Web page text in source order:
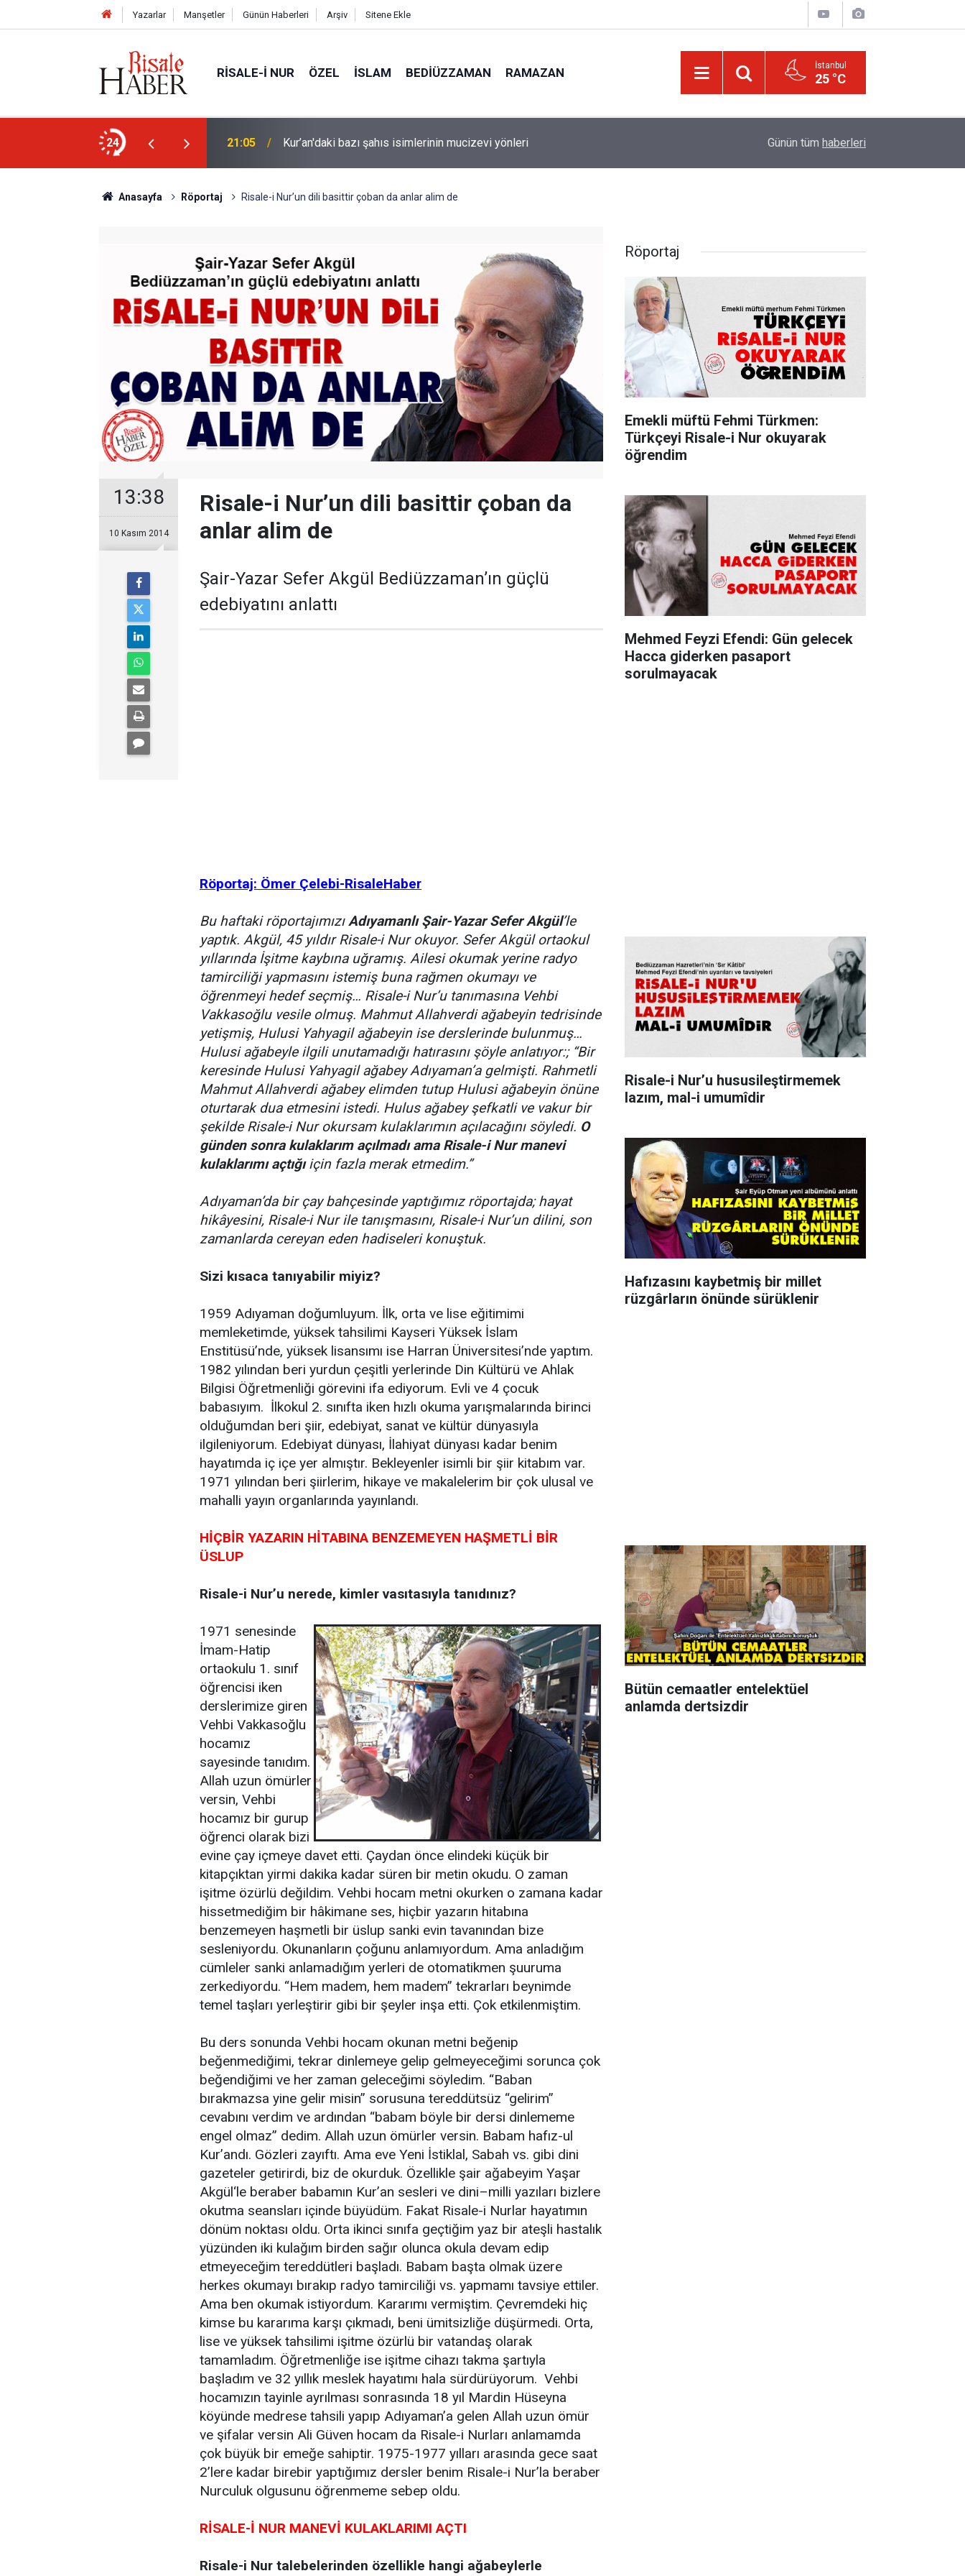
Yazarlar Manşetler Günün Haberleri Arşiv Sitene Ekle
RISALE-I NUR ÖZEL İSLAM BEDIÜZZAMAN RAMAZAN İstanbul
25 °C
24 20:02 Trump, Amerika'da seçim kazanan Müslüman adaya kin kustu Canlılar niye iki gözlü?
Günün tüm haberleri
Anasayfa Röportaj Risale-i Nur’un dili basittir çoban da anlar alim de
13:38
10 Kasım 2014
Risale-i Nur’un dili basittir çoban da
anlar alim de
Şair-Yazar Sefer Akgül Bediüzzaman’ın güçlü
edebiyatını anlattı
Röportaj: Ömer Çelebi-RisaleHaber
Bu haftaki röportajımızıAdıyamanlı Şair-Yazar Sefer Akgül’le
yaptık. Akgül, 45 yıldır Risale-i Nur okuyor. Sefer Akgül ortaokul
yıllarında İşitme kaybına uğramış. Ailesi okumak yerine radyo
tamirciliği yapmasını istemiş buna rağmen okumayı ve
öğrenmeyi hedef seçmiş… Risale-i Nur’u tanımasına Vehbi
Vakkasoğlu vesile olmuş. Mahmut Allahverdi ağabeyin tedrisinde
yetişmiş, Hulusi Yahyagil ağabeyin ise derslerinde bulunmuş…
Hulusi ağabeyle ilgili unutamadığı hatırasını şöyle anlatıyor:; “Bir
keresinde Hulusi Yahyagil ağabey Adıyaman’a gelmişti. Rahmetli
Mahmut Allahverdi ağabey elimden tutup Hulusi ağabeyin önüne
oturtarak dua etmesini istedi. Hulus ağabey şefkatli ve vakur bir
şekilde Risale-i Nur okursam kulaklarımın açılacağını söyledi. O
günden sonra kulaklarım açılmadı ama Risale-i Nur manevi
kulaklarımı açtığıiçin fazla merak etmedim.”
Adıyaman’da bir çay bahçesinde yaptığımız röportajda; hayat
hikâyesini, Risale-i Nur ile tanışmasını, Risale-i Nur’un dilini, son
zamanlarda cereyan eden hadiseleri konuştuk.
Sizi kısaca tanıyabilir miyiz?
1959 Adıyaman doğumluyum. İlk, orta ve lise eğitimimi
memleketimde, yüksek tahsilimi Kayseri Yüksek İslam
Enstitüsü’nde, yüksek lisansımı ise Harran Üniversitesi’nde yaptım.
1982 yılından beri yurdun çeşitli yerlerinde Din Kültürü ve Ahlak
Bilgisi Öğretmenliği görevini ifa ediyorum. Evli ve 4 çocuk
babasıyım. İlkokul 2. sınıfta iken hızlı okuma yarışmalarında birinci
olduğumdan beri şiir, edebiyat, sanat ve kültür dünyasıyla
ilgileniyorum. Edebiyat dünyası, İlahiyat dünyası kadar benim
hayatımda iç içe yer almıştır. Bekleyenler isimli bir şiir kitabım var.
1971 yılından beri şiirlerim, hikaye ve makalelerim bir çok ulusal ve
mahalli yayın organlarında yayınlandı.
HİÇBİR YAZARIN HİTABINA BENZEMEYEN HAŞMETLİ BİR
ÜSLUP
Risale-i Nur’u nerede, kimler vasıtasıyla tanıdınız?
1971 senesinde
İmam-Hatip
ortaokulu 1. sınıf
öğrencisi iken
derslerimize giren
Vehbi Vakkasoğlu
hocamız
sayesinde tanıdım.
Allah uzun ömürler
versin, Vehbi
hocamız bir gurup
öğrenci olarak bizi
evine çay içmeye davet etti. Çaydan önce elindeki küçük bir
kitapçıktan yirmi dakika kadar süren bir metin okudu. O zaman
işitme özürlü değildim. Vehbi hocam metni okurken o zamana kadar
hissetmediğim bir hâkimane ses, hiçbir yazarın hitabına
benzemeyen haşmetli bir üslup sanki evin tavanından bize
sesleniyordu. Okunanların çoğunu anlamıyordum. Ama anladığım
cümleler sanki anlamadığım yerleri de otomatikmen şuuruma
zerkediyordu. “Hem madem, hem madem” tekrarları beynimde
temel taşları yerleştirir gibi bir şeyler inşa etti. Çok etkilenmiştim.
Bu ders sonunda Vehbi hocam okunan metni beğenip
beğenmediğimi, tekrar dinlemeye gelip gelmeyeceğimi sorunca çok
beğendiğimi ve her zaman geleceğimi söyledim. “Baban
bırakmazsa yine gelir misin” sorusuna tereddütsüz “gelirim”
cevabını verdim ve ardından “babam böyle bir dersi dinlememe
engel olmaz” dedim. Allah uzun ömürler versin. Babam hafız-ul
Kur’andı. Gözleri zayıftı. Ama eve Yeni İstiklal, Sabah vs. gibi dini
gazeteler getirirdi, biz de okurduk. Özellikle şair ağabeyim Yaşar
Akgül‘le beraber babamın Kur’an sesleri ve dini–milli yazıları bizlere
okutma seansları içinde büyüdüm. Fakat Risale-i Nurlar hayatımın
dönüm noktası oldu. Orta ikinci sınıfa geçtiğim yaz bir ateşli hastalık
yüzünden iki kulağım birden sağır olunca okula devam edip
etmeyeceğim tereddütleri başladı. Babam başta olmak üzere
herkes okumayı bırakıp radyo tamirciliği vs. yapmamı tavsiye ettiler.
Ama ben okumak istiyordum. Kararımı vermiştim. Çevremdeki hiç
kimse bu kararıma karşı çıkmadı, beni ümitsizliğe düşürmedi. Orta,
lise ve yüksek tahsilimi işitme özürlü bir vatandaş olarak
tamamladım. Öğretmenliğe ise işitme cihazı takma şartıyla
başladım ve 32 yıllık meslek hayatımı hala sürdürüyorum. Vehbi
hocamızın tayinle ayrılması sonrasında 18 yıl Mardin Hüseyna
köyünde medrese tahsili yapıp Adıyaman’a gelen Allah uzun ömür
ve şifalar versin Ali Güven hocam da Risale-i Nurları anlamamda
çok büyük bir emeğe sahiptir. 1975-1977 yılları arasında gece saat
2’lere kadar birebir yaptığımız dersler benim Risale-i Nur’la beraber
Nurculuk olgusunu öğrenmeme sebep oldu.
RİSALE-İ NUR MANEVİ KULAKLARIMI AÇTI
Risale-i Nur talebelerinden özellikle hangi ağabeylerle
Röportaj
Emekli müftü Fehmi Türkmen:
Türkçeyi Risale-i Nur okuyarak
öğrendim
Mehmed Feyzi Efendi: Gün gelecek
Hacca giderken pasaport
sorulmayacak
Risale-i Nur’u hususileştirmemek
lazım, mal-i umumîdir
Hafızasını kaybetmiş bir millet
rüzgârların önünde sürüklenir
Bütün cemaatler entelektüel
anlamda dertsizdir